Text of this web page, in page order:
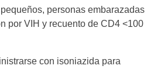
personas embarazadas
por VIH y recuento de CD4 <100
con isoniazida para